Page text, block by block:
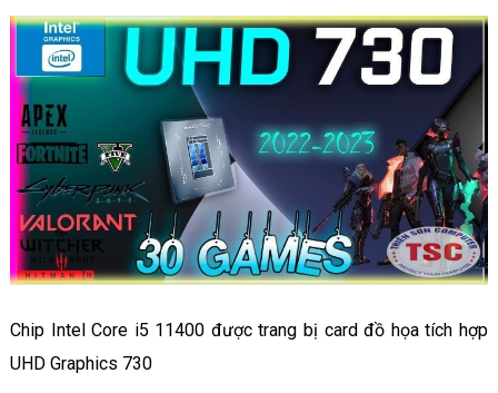
Chip Intel Core i5 11400 được trang bị card đồ họa tích hợp
UHD Graphics 730